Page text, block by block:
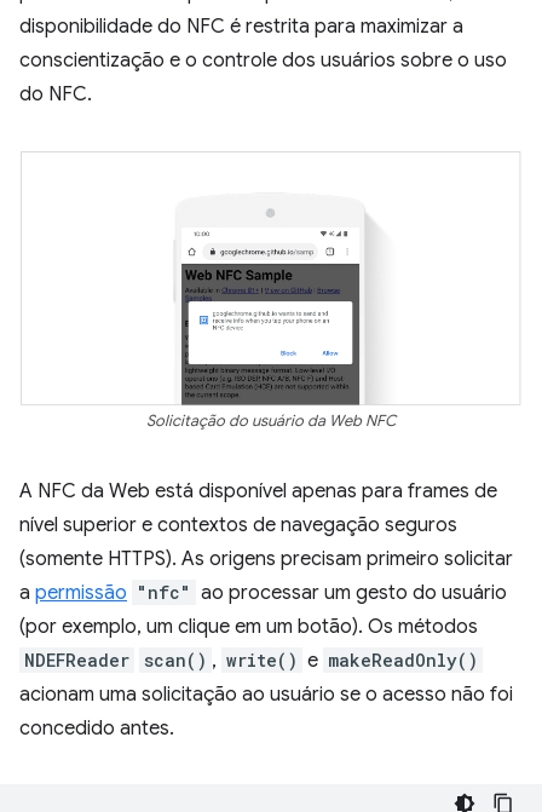
disponibilidade do NFC é restrita para maximizar a
conscientização e o controle dos usuários sobre o uso
do NFC.
Solicitação do usuário da Web NFC
A NFC da Web está disponível apenas para frames de
nível superior e contextos de navegação seguros
(somente HTTPS). As origens precisam primeiro solicitar
a permissão "nfc" ao processar um gesto do usuário
(por exemplo, um clique em um botão). Os métodos
NDEFReader scan() , write() e makeReadOnly()
acionam uma solicitação ao usuário se o acesso não foi
concedido antes.